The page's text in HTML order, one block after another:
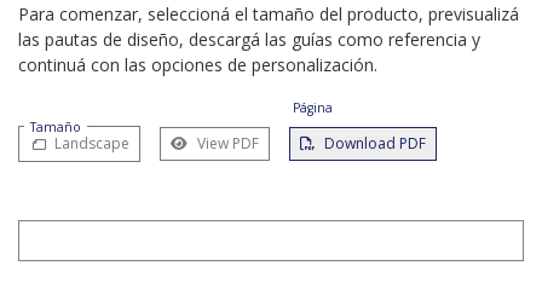
Para comenzar, seleccioná el tamaño del producto, previsualizá
las pautas de diseño, descargá las guías como referencia y
continuá con las opciones de personalización.
Tamaño
Página
Landscape View PDF Download PDF